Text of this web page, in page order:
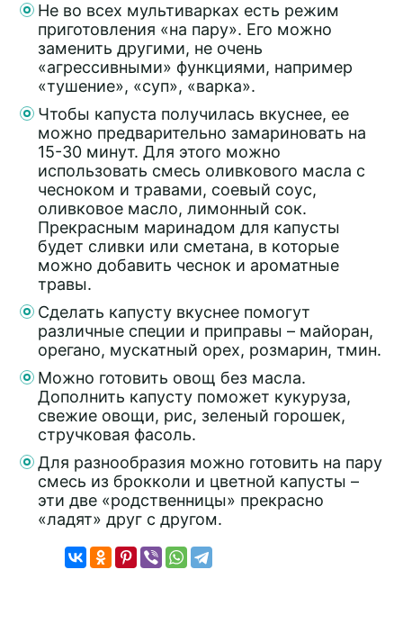
Не во всех мультиварках есть режим
приготовления «на пару». Его можно
заменить другими, не очень
«агрессивными» функциями, например
«тушение», «суп», «варка».
Чтобы капуста получилась вкуснее, ее
можно предварительно замариновать на
15-30 минут. Для этого можно
использовать смесь оливкового масла с
чесноком и травами, соевый соус,
оливковое масло, лимонный сок.
Прекрасным маринадом для капусты
будет сливки или сметана, в которые
можно добавить чеснок и ароматные
травы.
Сделать капусту вкуснее помогут
различные специи и приправы – майоран,
орегано, мускатный орех, розмарин, тмин.
Можно готовить овощ без масла.
Дополнить капусту поможет кукуруза,
свежие овощи, рис, зеленый горошек,
стручковая фасоль.
Для разнообразия можно готовить на пару
смесь из брокколи и цветной капусты –
эти две «родственницы» прекрасно
«ладят» друг с другом.